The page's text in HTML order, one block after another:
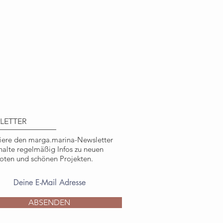
den marga.marina-Newsletter
regelmäßig Infos zu neuen
und schönen Projekten.
ABSENDEN